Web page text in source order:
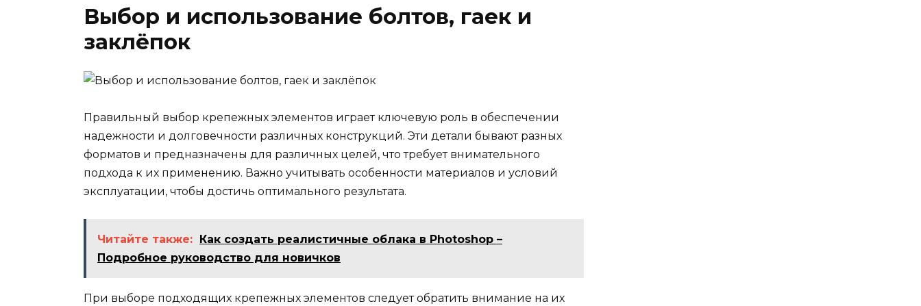
Выбор и использование болтов, гаек и
заклёпок
Правильный выбор крепежных элементов играет ключевую роль в обеспечении
надежности и долговечности различных конструкций. Эти детали бывают разных
форматов и предназначены для различных целей, что требует внимательного
подхода к их применению. Важно учитывать особенности материалов и условий
эксплуатации, чтобы достичь оптимального результата.
Читайте также: Как создать реалистичные облака в Photoshop –
Подробное руководство для новичков
При выборе подходящих крепежных элементов следует обратить внимание на их